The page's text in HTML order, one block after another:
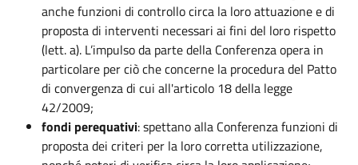
anche funzioni di controllo circa la loro attuazione e di
proposta di interventi necessari ai fini del loro rispetto
(lett. a). L’impulso da parte della Conferenza opera in
particolare per ciò che concerne la procedura del Patto
di convergenza di cui all'articolo 18 della legge
42/2009;
fondi perequativi: spettano alla Conferenza funzioni di
proposta dei criteri per la loro corretta utilizzazione,